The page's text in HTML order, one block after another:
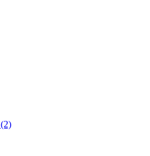
(2)